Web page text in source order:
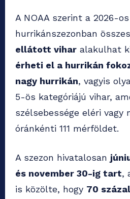
A NOAA szerint a 2026-
hurrikánszezonban
ellátott vihar alakulhat
érheti el a hurrikán
nagy hurrikán, vagyis
5-ös kategóriájú vihar,
szélsebessége eléri vagy
óránkénti 111 mérföldet.
A szezon hivatalosan
és november 30-ig tart,
is közölte, hogy 70